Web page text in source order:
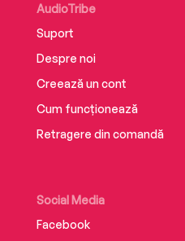
AudioTribe
Suport
Despre noi
Creează un cont
Cum funcționează
Retragere din comandă
Social Media
Facebook